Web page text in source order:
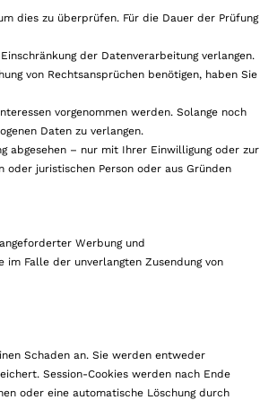
dies zu überprüfen. Für die Dauer der Prüfung
der Datenverarbeitung verlangen.
von Rechtsansprüchen benötigen, haben Sie
vorgenommen werden. Solange noch
Daten zu verlangen.
abgesehen – nur mit Ihrer Einwilligung oder zur
oder juristischen Person oder aus Gründen
Werbung und
Falle der unverlangten Zusendung von
Schaden an. Sie werden entweder
Session-Cookies werden nach Ende
oder eine automatische Löschung durch